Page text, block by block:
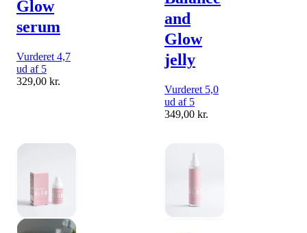
Glow
serum
Vurderet 4,7
ud af 5
329,00 kr.
and
Glow
jelly
Vurderet 5,0
ud af 5
349,00 kr.